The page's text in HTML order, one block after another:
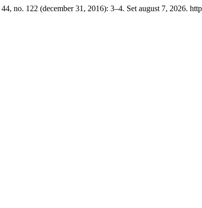
44, no. 122 (december 31, 2016): 3–4. Set august 7, 2026.